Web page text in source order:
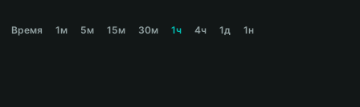
Español (Argentina)
Время 1м 5м 15м 30м 1ч 4ч 1д 1н